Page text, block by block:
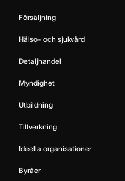
Försäljning
Hälso- och sjukvård
Detaljhandel
Myndighet
Utbildning
Tillverkning
Ideella organisationer
Byråer